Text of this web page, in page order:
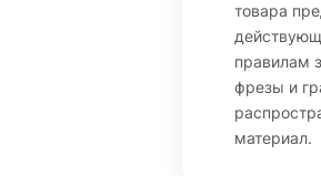
товара
правилам
фрезы и
материал.